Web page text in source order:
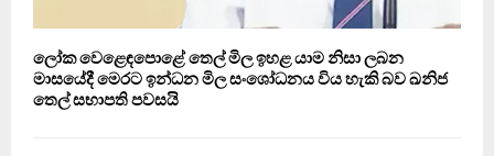
ලෝක වෙළෙඳපොළේ තෙල් මිල ඉහළ යාම නිසා ලබන
මාසයේදී මෙරට ඉන්ධන මිල සංශෝධනය විය හැකි බව ඛනිජ
තෙල් සභාපති පවසයි